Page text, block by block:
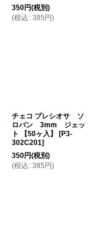
350円(税別)
(税込 : 385 円)
チェコ プレシオサ ソ
ロバン 3mm ジェッ
ト 【50ヶ入】
[P3-
302C201]
350円(税別)
(税込 : 385 円)